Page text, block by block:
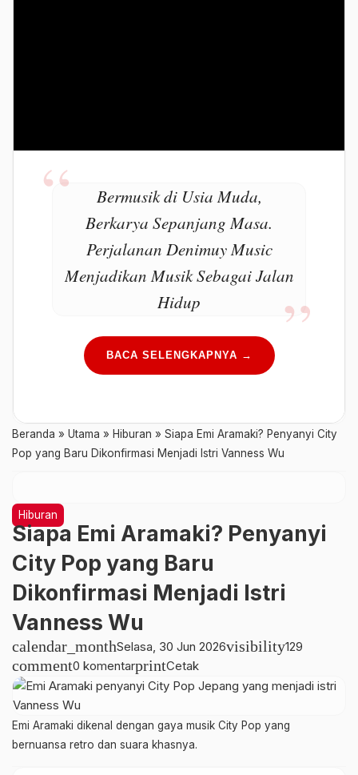
Bermusik di Usia Muda,
Berkarya Sepanjang Masa.
Perjalanan Denimuy Music
Menjadikan Musik Sebagai Jalan
Hidup
BACA SELENGKAPNYA →
Beranda » Utama » Hiburan » Siapa Emi Aramaki? Penyanyi City
Pop yang Baru Dikonfirmasi Menjadi Istri Vanness Wu
Hiburan
Siapa Emi Aramaki? Penyanyi
City Pop yang Baru
Dikonfirmasi Menjadi Istri
Vanness Wu
calendar_monthSelasa, 30 Jun 2026visibility129
comment0 komentarprintCetak
Emi Aramaki dikenal dengan gaya musik City Pop yang
bernuansa retro dan suara khasnya.